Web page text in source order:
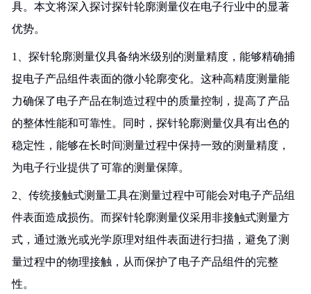
具。本文将深入探讨探针轮廓测量仪在电子行业中的显著
优势。
1、探针轮廓测量仪具备纳米级别的测量精度，能够精确捕
捉电子产品组件表面的微小轮廓变化。这种高精度测量能
力确保了电子产品在制造过程中的质量控制，提高了产品
的整体性能和可靠性。同时，探针轮廓测量仪具有出色的
稳定性，能够在长时间测量过程中保持一致的测量精度，
为电子行业提供了可靠的测量保障。
2、传统接触式测量工具在测量过程中可能会对电子产品组
件表面造成损伤。而探针轮廓测量仪采用非接触式测量方
式，通过激光或光学原理对组件表面进行扫描，避免了测
量过程中的物理接触，从而保护了电子产品组件的完整
性。